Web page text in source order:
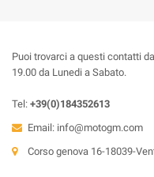
Puoi trovarci a questi contatti
19.00 da Lunedi a Sabato.
Tel: +39(0)184352613
Email: info@motogm.com
Corso genova 16-18039-